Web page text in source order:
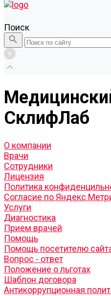
Поиск
СклифЛаб
О компании
Врачи
Сотрудники
Лицензия
Политика
Согласие по Яндекс
Услуги
Диагностика
Прием врачей
Помощь
Помощь посетителю
Вопрос - ответ
Положение о льготах
Шаблон договора
Антикоррупционная